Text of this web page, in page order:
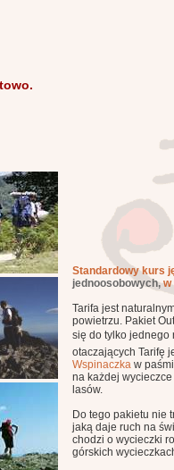
Standardowy kurs
jednoosobowych,w
Tarifa jest
powietrzu. Pakiet
się do tylko jednego
otaczających Tarifę
Wspinaczka w
na każdej
lasów.
Do tego pakietu nie
jaką daje ruch na
chodzi o wycieczki
górskich